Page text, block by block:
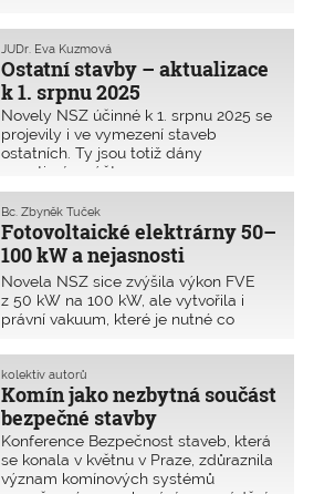
Ostatní stavby – aktualizace
k 1. srpnu 2025
JUDr. Eva Kuzmová
Novely NSZ účinné k 1. srpnu 2025 se
projevily i ve vymezení staveb
ostatních. Ty jsou totiž dány
negativním výčtem.
Fotovoltaické elektrárny 50–
100 kW a nejasnosti
v právních předpisech
Bc. Zbyněk Tuček
Novela NSZ sice zvýšila výkon FVE
z 50 kW na 100 kW, ale vytvořila i
právní vakuum, které je nutné co
mohou být povolovány a realizovány
zjednodušeným způsobem jako
drobné stavby. Bohužel však chybí
novelizace i příslušných prováděcích
vyhlášek pro jejich bezpečnou
instalaci.
Komín jako nezbytná součást
bezpečné stavby
kolektiv autorů
Konference Bezpečnost staveb, která
se konala v květnu v Praze, zdůraznila
význam komínových systémů